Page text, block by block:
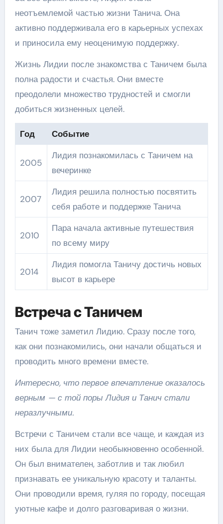
неотъемлемой частью жизни Танича. Она
активно поддерживала его в карьерных успехах
и приносила ему неоценимую поддержку.
Жизнь Лидии после знакомства с Таничем была
полна радости и счастья. Они вместе
преодолели множество трудностей и смогли
добиться жизненных целей.
Год Событие
2005
Лидия познакомилась с Таничем на
вечеринке
2007
Лидия решила полностью посвятить
себя работе и поддержке Танича
2010
Пара начала активные путешествия
по всему миру
2014
Лидия помогла Таничу достичь новых
высот в карьере
Встреча с Таничем
Танич тоже заметил Лидию. Сразу после того,
как они познакомились, они начали общаться и
проводить много времени вместе.
Интересно, что первое впечатление оказалось
верным — с той поры Лидия и Танич стали
неразлучными.
Встречи с Таничем стали все чаще, и каждая из
них была для Лидии необыкновенно особенной.
Он был внимателен, заботлив и так любил
признавать ее уникальную красоту и таланты.
Они проводили время, гуляя по городу, посещая
уютные кафе и долго разговаривая о жизни.